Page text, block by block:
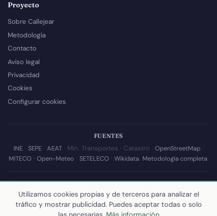
Proyecto
Sobre Callejear
Metodología
Contacto
Aviso legal
Privacidad
Cookies
Configurar cookies
FUENTES
INE· SEPE· AEAT· Min. Transportes · Catastro · OpenStreetMap·
MITECO· Open-Meteo · SETELECO· Wikidata. Metodología completa.
© 2026 Callejear.com — Directorio municipal de España con datos
abiertos. Desarrollado y mantenido porYoel Castaño.
Última actualización de esta página:10 de julio de 2026
Utilizamos cookies propias y de terceros para analizar el
tráfico y mostrar publicidad. Puedes aceptar todas o solo